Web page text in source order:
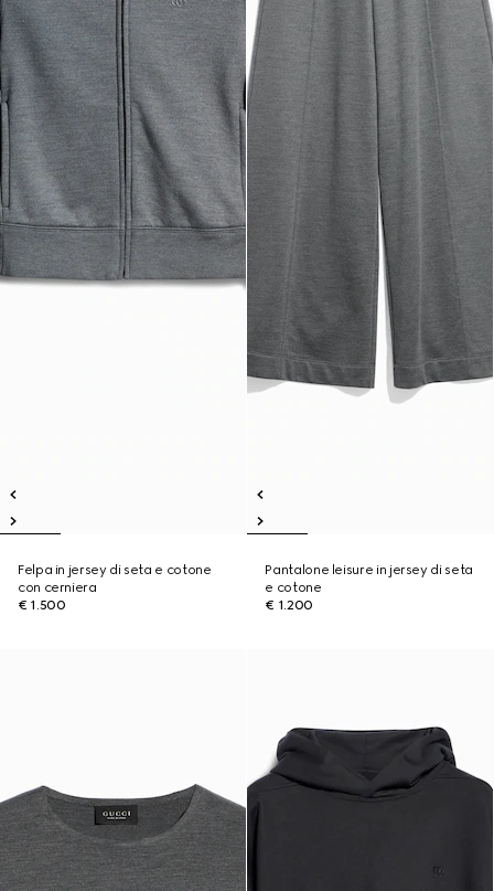
Felpa in jersey di seta e cotone
con cerniera
€ 1.500
Pantalone leisure in jersey di seta
e cotone
€ 1.200